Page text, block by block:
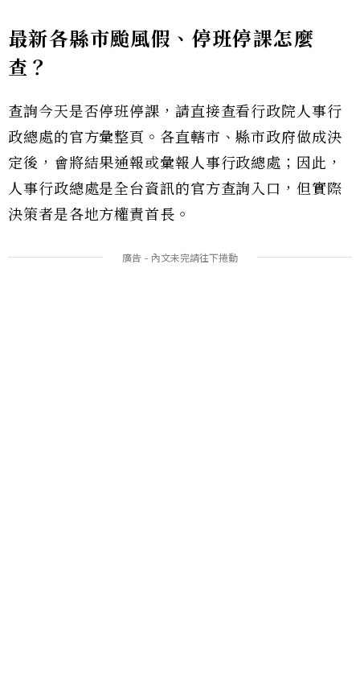
最新各縣市颱風假、停班停課怎麼
查？
查詢今天是否停班停課，請直接查看行政院人事行
政總處的官方彙整頁。各直轄市、縣市政府做成決
定後，會將結果通報或彙報人事行政總處；因此，
人事行政總處是全台資訊的官方查詢入口，但實際
決策者是各地方權責首長。